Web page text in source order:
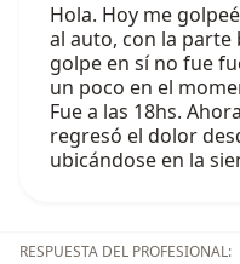
Hola. Hoy me
al auto, con la parte
golpe en sí no fue
un poco en el
Fue a las 18hs.
regresó el dolor
ubicándose en la
RESPUESTA DEL PROFESIONAL: